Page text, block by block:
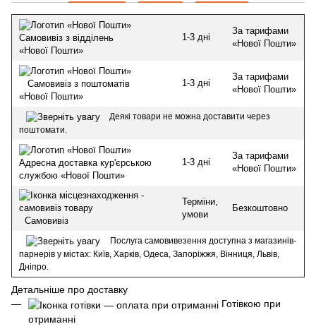
Самовивіз з відділень
«Нової Пошти»
1-3 дні
За тарифами
«Нової Пошти»
Самовивіз з поштоматів
«Нової Пошти»
1-3 дні
За тарифами
«Нової Пошти»
Деякі товари не можна доставити через
поштомати.
Адресна доставка кур'єрською
службою «Нової Пошти»
1-3 дні
За тарифами
«Нової Пошти»
Самовивіз
Терміни,
умови
Безкоштовно
Послуга самовивезення доступна з магазинів-
парнерів у містах: Київ, Харків, Одеса, Запоріжжя, Вінниця, Львів,
Дніпро.
Детальніше про доставку
Готівкою при
отриманні